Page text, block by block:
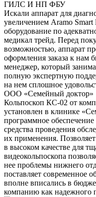
ГИЛС И НП ФБУ
Искали аппарат для
увеличением Aramo
оборудование по
медикал трейд. Перед
возможностью, аппарат
оформления заказа к нам
менеджер, который
полную экспертную
на нем сплошное
ООО «Семейный доктор»
Кольпоскоп КС-02 от
установлен в клинике
программное
средства проведения
их применения.
в высоком качестве для
видеокольпоскопа
нее проблемы нижнего
поставляет современное
вполне вписались в
компанию как надежного